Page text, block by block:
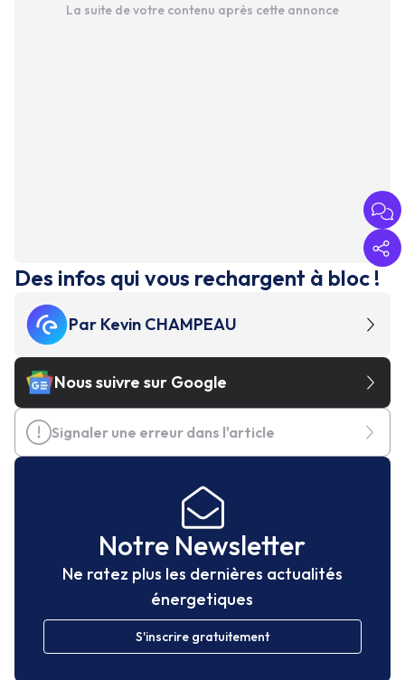
La suite de votre contenu après cette annonce
Des infos qui vous rechargent à bloc !
Par Kevin CHAMPEAU
Nous suivre sur Google
Signaler une erreur dans l'article
Notre Newsletter
Ne ratez plus les dernières actualités
énergetiques
S'inscrire gratuitement